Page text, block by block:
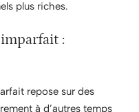
plus riches.
:
repose sur des
à d’autres temps